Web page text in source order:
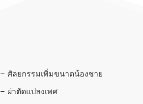
– ศัลยกรรมเพิ่มขนาดน้องชาย
– ผ่าตัดแปลงเพศ